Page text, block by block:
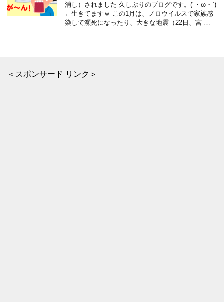
消し）されました 久しぶりのブログです。(´・ω・`)
←生きてますｗ この1月は、ノロウイルスで家族感
染して瀕死になったり、大きな地震（22日、宮 …
＜スポンサード リンク＞